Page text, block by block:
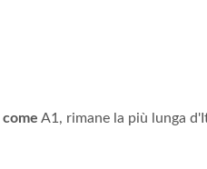
come A1, rimane la più lunga